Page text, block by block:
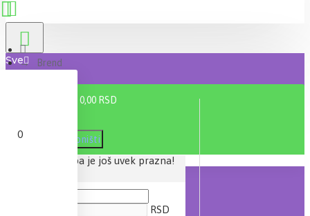
Sve
0 proizvod(a) - 0,00 RSD
0
Vaša korpa je još uvek prazna!
Brend
Filter Poništi
RSD